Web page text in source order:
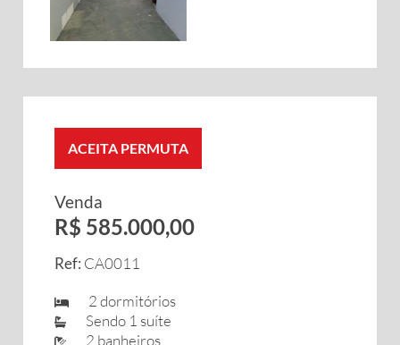
ACEITA PERMUTA
Venda
R$ 585.000,00
Ref: CA0011
2 dormitórios
Sendo 1 suíte
2 banheiros